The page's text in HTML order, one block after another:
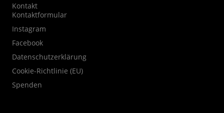
Kontakt
Kontaktformular
Instagram
Facebook
Datenschutzerklärung
Cookie-Richtlinie (EU)
Spenden